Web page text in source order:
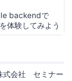
backendで
体験してみよう
式会社 セミナー